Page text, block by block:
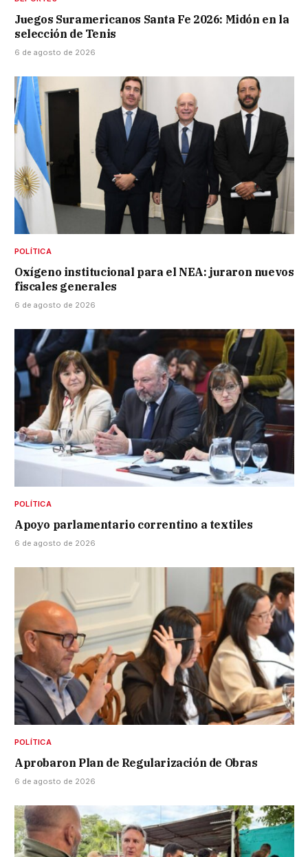
Juegos Suramericanos Santa Fe 2026: Midón en la
selección de Tenis
6 de agosto de 2026
POLÍTICA
Oxígeno institucional para el NEA: juraron nuevos
fiscales generales
6 de agosto de 2026
POLÍTICA
Apoyo parlamentario correntino a textiles
6 de agosto de 2026
POLÍTICA
Aprobaron Plan de Regularización de Obras
6 de agosto de 2026